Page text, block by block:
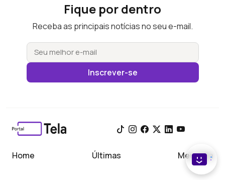
Fique por dentro
Receba as principais notícias no seu e-mail.
Inscrever-se
Home Últimas Meu Tela